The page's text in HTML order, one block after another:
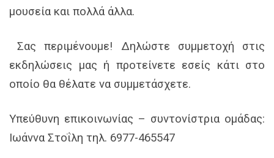
μουσεία και πολλά άλλα.
Σας περιμένουμε! Δηλώστε συμμετοχή στις
εκδηλώσεις μας ή προτείνετε εσείς κάτι στο
οποίο θα θέλατε να συμμετάσχετε.
Υπεύθυνη επικοινωνίας – συντονίστρια ομάδας:
Ιωάννα Στoΐλη τηλ. 6977-465547